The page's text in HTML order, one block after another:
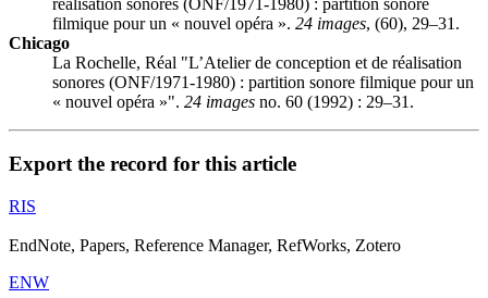
réalisation sonores (ONF/1971-1980) : partition sonore
filmique pour un « nouvel opéra ». 24 images, (60), 29–31.
Chicago
La Rochelle, Réal "L’Atelier de conception et de réalisation
sonores (ONF/1971-1980) : partition sonore filmique pour un
« nouvel opéra »". 24 images no. 60 (1992) : 29–31.
Export the record for this article
RIS
EndNote, Papers, Reference Manager, RefWorks, Zotero
ENW